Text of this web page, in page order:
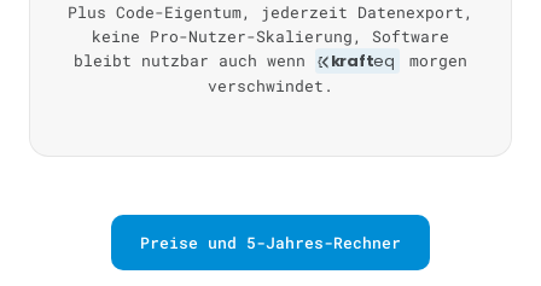
Plus Code-Eigentum, jederzeit Datenexport,
keine Pro-Nutzer-Skalierung, Software
bleibt nutzbar auch wenn
krafteq
morgen
verschwindet.
Preise und 5-Jahres-Rechner